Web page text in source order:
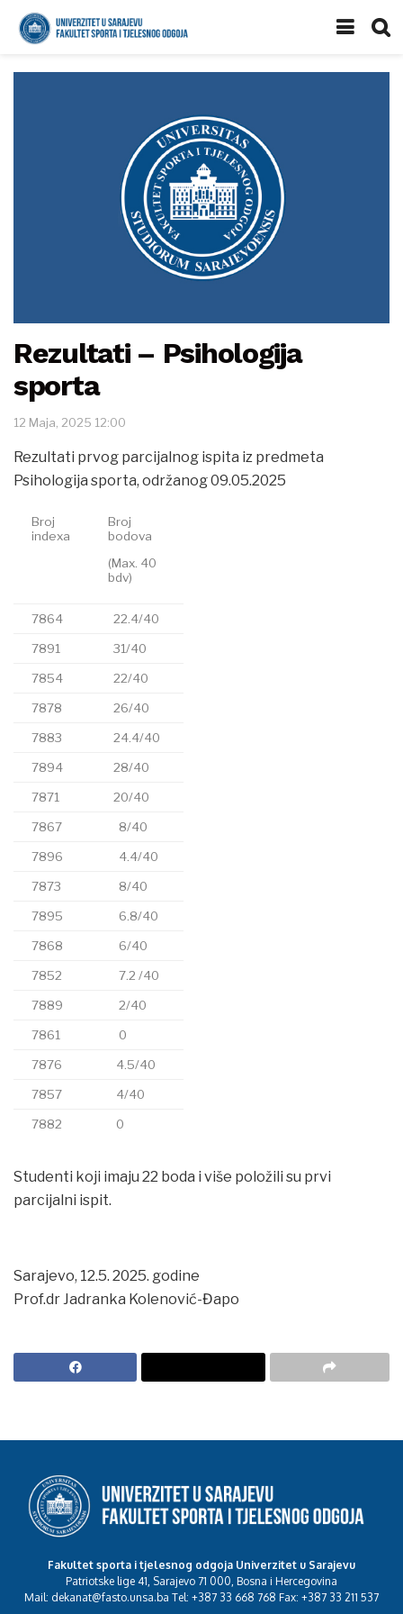
Rezultati – Psihologija
sporta
12 Maja, 2025 12:00
Rezultati prvog parcijalnog ispita iz predmeta
Psihologija sporta, održanog 09.05.2025
Broj
indexa
Broj
bodova
(Max. 40
bdv)
7864 22.4/40
7891 31/40
7854 22/40
7878 26/40
7883 24.4/40
7894 28/40
7871 20/40
7867 8/40
7896 4.4/40
7873 8/40
7895 6.8/40
7868 6/40
7852 7.2 /40
7889 2/40
7861 0
7876 4.5/40
7857 4/40
7882 0
Studenti koji imaju 22 boda i više položili su prvi
parcijalni ispit.
Sarajevo, 12.5. 2025. godine
Prof.dr Jadranka Kolenović-Đapo
Fakultet sporta i tjelesnog odgoja Univerzitet u Sarajevu
Patriotske lige 41, Sarajevo 71 000, Bosna i Hercegovina
Mail: dekanat@fasto.unsa.ba Tel: +387 33 668 768 Fax: +387 33 211 537